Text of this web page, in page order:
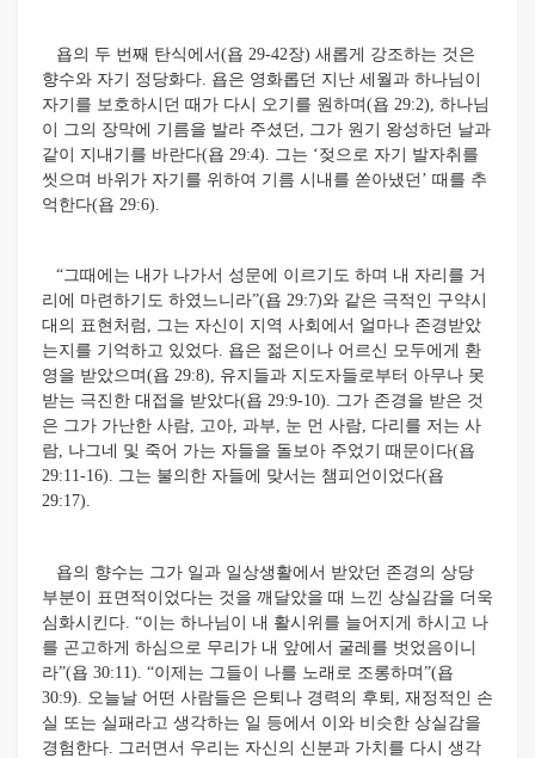
욥의 두 번째 탄식에서(욥 29-42장) 새롭게 강조하는 것은
향수와 자기 정당화다. 욥은 영화롭던 지난 세월과 하나님이
자기를 보호하시던 때가 다시 오기를 원하며(욥 29:2), 하나님
이 그의 장막에 기름을 발라 주셨던, 그가 원기 왕성하던 날과
같이 지내기를 바란다(욥 29:4). 그는 ‘젖으로 자기 발자취를
씻으며 바위가 자기를 위하여 기름 시내를 쏟아냈던’ 때를 추
억한다(욥 29:6).
“그때에는 내가 나가서 성문에 이르기도 하며 내 자리를 거
리에 마련하기도 하였느니라”(욥 29:7)와 같은 극적인 구약시
대의 표현처럼, 그는 자신이 지역 사회에서 얼마나 존경받았
는지를 기억하고 있었다. 욥은 젊은이나 어르신 모두에게 환
영을 받았으며(욥 29:8), 유지들과 지도자들로부터 아무나 못
받는 극진한 대접을 받았다(욥 29:9-10). 그가 존경을 받은 것
은 그가 가난한 사람, 고아, 과부, 눈 먼 사람, 다리를 저는 사
람, 나그네 및 죽어 가는 자들을 돌보아 주었기 때문이다(욥
29:11-16). 그는 불의한 자들에 맞서는 챔피언이었다(욥
29:17).
욥의 향수는 그가 일과 일상생활에서 받았던 존경의 상당
부분이 표면적이었다는 것을 깨달았을 때 느낀 상실감을 더욱
심화시킨다. “이는 하나님이 내 활시위를 늘어지게 하시고 나
를 곤고하게 하심으로 무리가 내 앞에서 굴레를 벗었음이니
라”(욥 30:11). “이제는 그들이 나를 노래로 조롱하며”(욥
30:9). 오늘날 어떤 사람들은 은퇴나 경력의 후퇴, 재정적인 손
실 또는 실패라고 생각하는 일 등에서 이와 비슷한 상실감을
경험한다. 그러면서 우리는 자신의 신분과 가치를 다시 생각